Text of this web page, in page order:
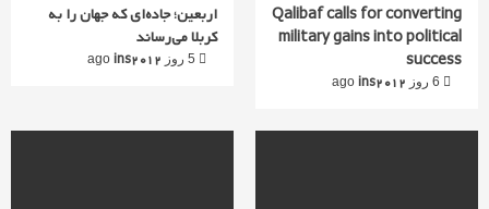
اربعین؛ جاده‌ای که جهان را به
کربلا می‌رساند
ins2012
Qalibaf calls for converting
military gains into political
success
ins2012